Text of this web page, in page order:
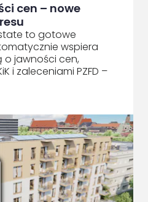
cen – nowe
to gotowe
wspiera
jawności cen,
i zaleceniami PZFD –